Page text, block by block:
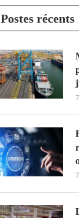
Postes récents